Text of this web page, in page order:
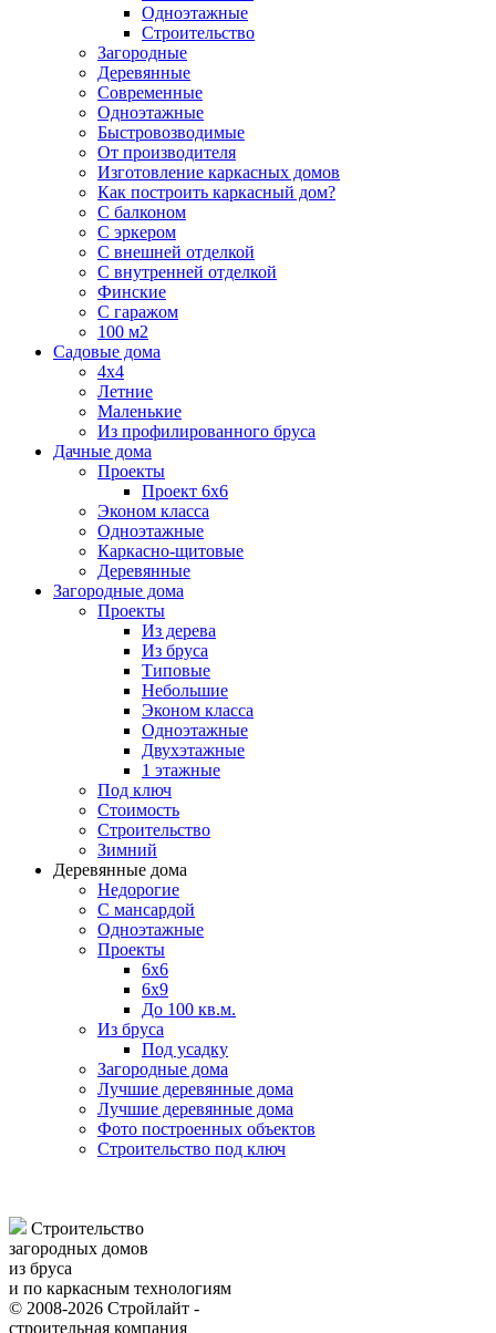
Одноэтажные
Строительство
Загородные
Деревянные
Современные
Одноэтажные
Быстровозводимые
От производителя
Изготовление каркасных домов
Как построить каркасный дом?
С балконом
С эркером
С внешней отделкой
С внутренней отделкой
Финские
С гаражом
100 м2
Садовые дома
4х4
Летние
Маленькие
Из профилированного бруса
Дачные дома
Проекты
Проект 6х6
Эконом класса
Одноэтажные
Каркасно-щитовые
Деревянные
Загородные дома
Проекты
Из дерева
Из бруса
Типовые
Небольшие
Эконом класса
Одноэтажные
Двухэтажные
1 этажные
Под ключ
Стоимость
Строительство
Зимний
Деревянные дома
Недорогие
С мансардой
Одноэтажные
Проекты
6х6
6х9
До 100 кв.м.
Из бруса
Под усадку
Загородные дома
Лучшие деревянные дома
Лучшие деревянные дома
Фото построенных объектов
Строительство под ключ
Строительство
загородных домов
из бруса
и по каркасным технологиям
© 2008-2026 Стройлайт -
строительная компания